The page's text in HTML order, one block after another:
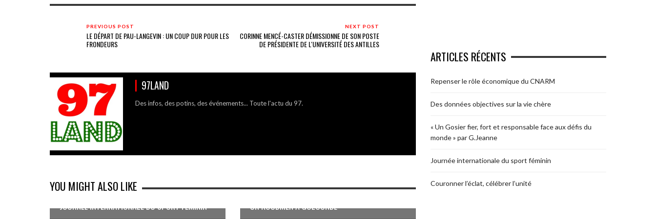
PREVIOUS POST
LE DÉPART DE PAU-LANGEVIN : UN COUP DUR POUR LES
FRONDEURS
NEXT POST
CORINNE MENCÉ-CASTER DÉMISSIONNE DE SON POSTE
DE PRÉSIDENTE DE L'UNIVERSITÉ DES ANTILLES
97LAND
Des infos, des potins, des événements... Toute l'actu du 97.
YOU MIGHT ALSO LIKE
JOURNÉE INTERNATIONALE DU SPORT FÉMININ UN KOUDMEN À GOLCONDE
ARTICLES RÉCENTS
Repenser le rôle économique du CNARM
Des données objectives sur la vie chère
« Un Gosier fier, fort et responsable face aux défis du
monde » par G.Jeanne
Journée internationale du sport féminin
Couronner l’éclat, célébrer l’unité